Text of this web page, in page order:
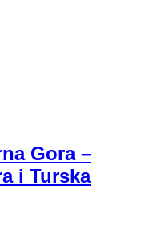
Gora –
i Turska